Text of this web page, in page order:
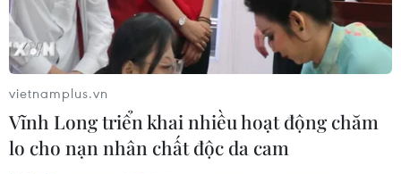
vietnamplus.vn
Vĩnh Long triển khai nhiều hoạt động chăm
lo cho nạn nhân chất độc da cam